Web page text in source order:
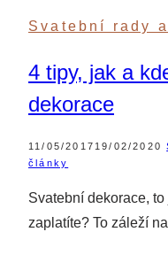
Polaroid
Instax
Svatební rady
4 tipy, jak a
dekorace
11/05/2017 19/02/2020
články
Svatební dekorace,
zaplatíte? To záleží